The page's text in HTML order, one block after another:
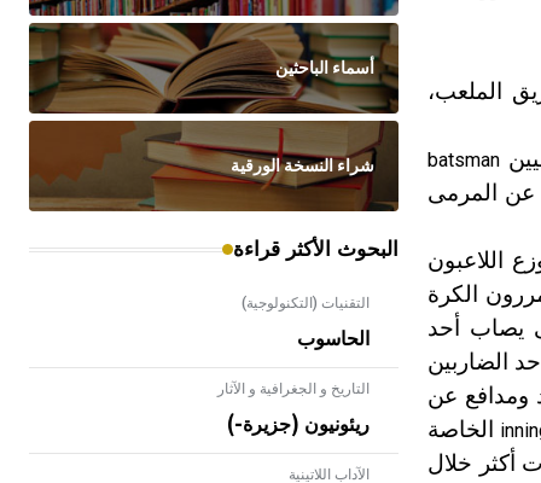
أو فريق الملعب،
batsman
عن المرمى
اللاعبون
الكرة
يصاب أحد
الضاربين
ومدافع عن
الخاصة
أكثر خلال
أسماء الباحثين
شراء النسخة الورقية
البحوث الأكثر قراءة
التقنيات (التكنولوجية)
الحاسوب
التاريخ و الجغرافية و الآثار
ريئونيون (جزيرة-)
الآداب اللاتينية